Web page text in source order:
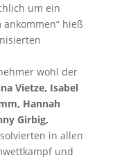
um ein
hieß
wohl der
Vietze, Isabel
Hannah
Girbig,
in allen
und